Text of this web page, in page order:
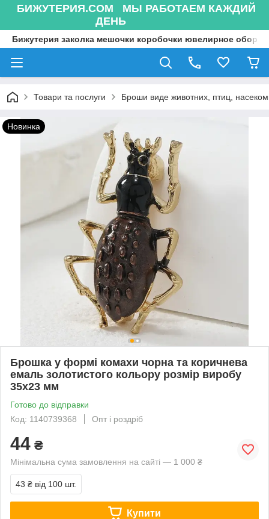
БИЖУТЕРИЯ.COM МЫ РАБОТАЕМ КАЖДИЙ
ДЕНЬ
Бижутерия заколка мешочки коробочки ювелирное
Товари та послуги Броши виде животних, птиц,
Новинка
Брошка у формі комахи чорна та коричнева
емаль золотистого кольору розмір виробу
35х23 мм
Готово до відправки
Код: 1140739368
Опт і роздріб
44 ₴
Мінімальна сума замовлення на сайті — 1 000 ₴
43 ₴ від 100 шт.
Купити